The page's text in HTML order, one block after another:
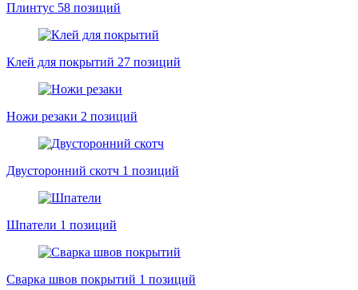
Плинтус 58 позиций
Клей для покрытий 27 позиций
Ножи резаки 2 позиций
Двусторонний скотч 1 позиций
Шпатели 1 позиций
Сварка швов покрытий 1 позиций